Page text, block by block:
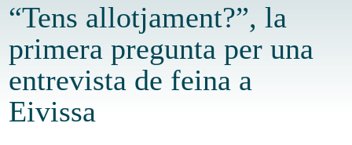
“Tens allotjament?”, la
primera pregunta per una
entrevista de feina a
Eivissa